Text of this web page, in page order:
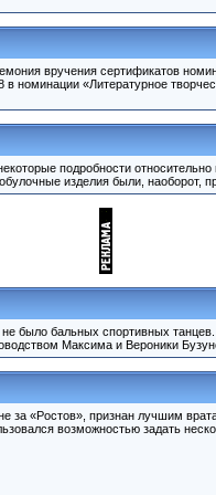
вручения сертификатов
«Литературное
подробности
изделия были, наоборот,
было бальных спортивных
Максима и Вероники
«Ростов», признан лучшим
возможностью задать